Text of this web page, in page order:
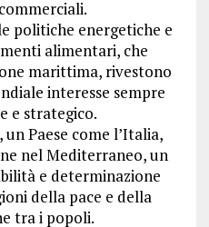
politiche energetiche e
alimentari, che
marittima, rivestono
interesse sempre
e strategico.
Paese come l’Italia,
nel Mediterraneo, un
e determinazione
della pace e della
tra i popoli.